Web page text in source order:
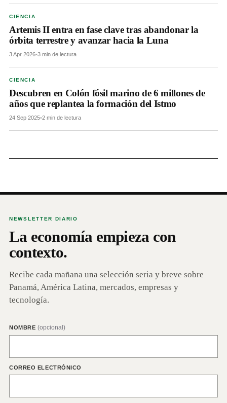
CIENCIA
Artemis II entra en fase clave tras abandonar la
órbita terrestre y avanzar hacia la Luna
3 Apr 2026•3 min de lectura
CIENCIA
Descubren en Colón fósil marino de 6 millones de
años que replantea la formación del Istmo
24 Sep 2025•2 min de lectura
NEWSLETTER DIARIO
La economía empieza con
contexto.
Recibe cada mañana una selección seria y breve sobre
Panamá, América Latina, mercados, empresas y
tecnología.
NOMBRE (opcional)
CORREO ELECTRÓNICO